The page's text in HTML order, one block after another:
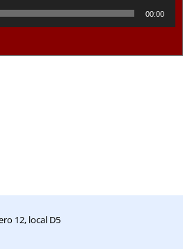
00:00
12, local D5